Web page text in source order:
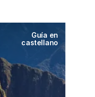
Guía en
castellano